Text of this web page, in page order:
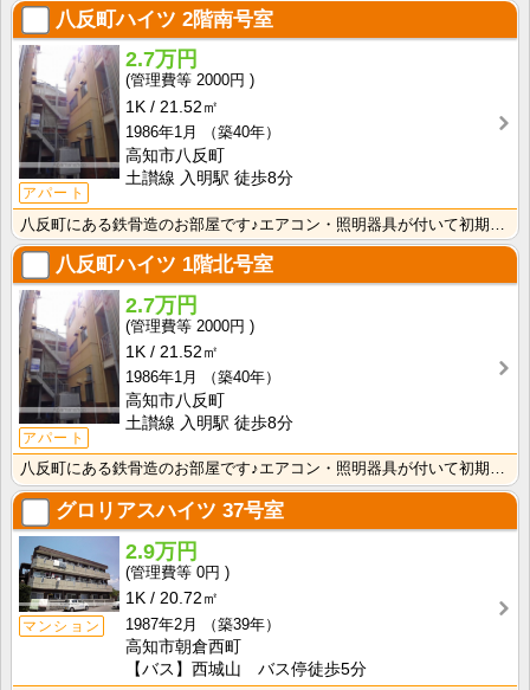
八反町ハイツ 2階南号室
アパート
2.7万円
2000円
1K
21.52㎡
1986年1月
（築40年）
高知市八反町
土讃線 入明駅 徒歩8分
八反町ハイツ 1階北号室
アパート
2.7万円
2000円
1K
21.52㎡
1986年1月
（築40年）
高知市八反町
土讃線 入明駅 徒歩8分
八反町にある鉄骨造のお部屋です♪エアコン・照明器具が付いて初期費用の節約になりますね！
グロリアスハイツ 37号室
マンション
2.9万円
0円
1K
20.72㎡
1987年2月
（築39年）
高知市朝倉西町
【バス】西城山 バス停徒歩5分